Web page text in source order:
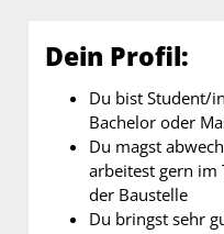
Dein Profil:
Du bist Student/
Bachelor oder
Du magst
arbeitest gern im
der Baustelle
Du bringst sehr